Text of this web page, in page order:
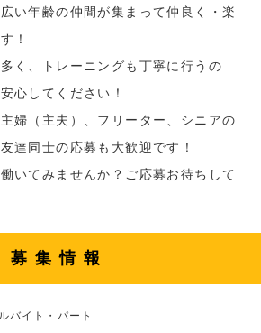
い年齢の仲間が集まって仲良く・楽
！
く、トレーニングも丁寧に行うの
心してください！
婦（主夫）、フリーター、シニアの
達同士の応募も大歓迎です！
いてみませんか？ご応募お待ちして
募集情報
バイト・パート